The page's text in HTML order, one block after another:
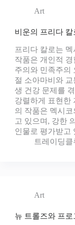
Art
비운의 프리다
프리다 칼로는
작품은 개인적
주의와 민족주의
절 소아마비와
생 건강 문제를
강렬하게 표현한
의 작품은 멕시
고 있으며, 강한
인물로 평가받고
트레이딩클
Art
뉴 트롤즈와 프